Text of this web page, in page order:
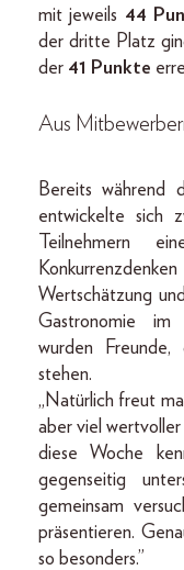
mit jeweils 44
der dritte Platz
der 41 Punkte
Aus
Bereits während
entwickelte sich
Teilnehmern
Wertschätzung
Gastronomie
wurden
stehen.
„Natürlich freut
aber viel wertvoller
diese Woche
gegenseitig
gemeinsam
präsentieren.
so besonders.”